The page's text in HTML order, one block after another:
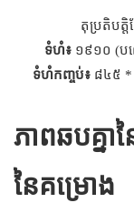
តុ​ប្រតិបត្
ទំហំ៖១៩១០ (ប
ទំហំកញ្ចប់៖ ៨៤៥
ភាពឆបគ្នា
នៃគម្រោង